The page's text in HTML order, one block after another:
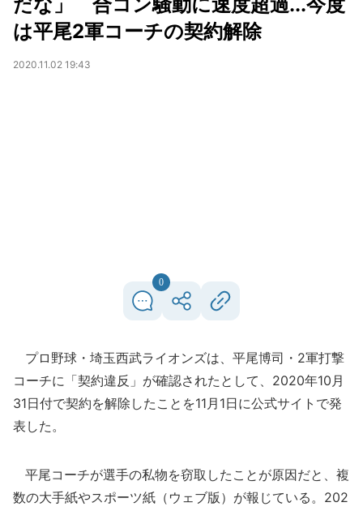
は平尾2軍コーチの契約解除
2020.11.02 19:43
0
プロ野球・埼玉西武ライオンズは、平尾博司・2軍打撃
コーチに「契約違反」が確認されたとして、2020年10月
31日付で契約を解除したことを11月1日に公式サイトで発
表した。
平尾コーチが選手の私物を窃取したことが原因だと、複
数の大手紙やスポーツ紙（ウェブ版）が報じている。202